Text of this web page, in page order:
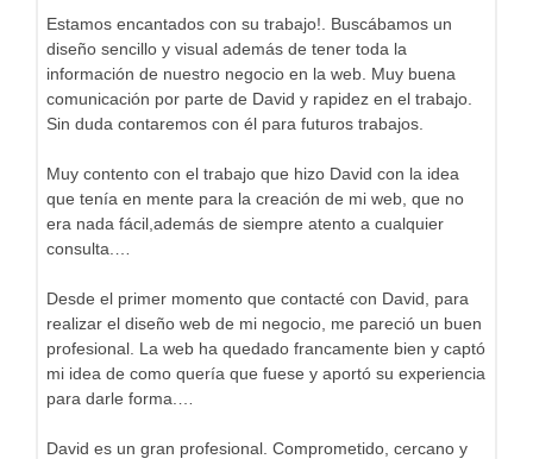
Estamos encantados con su trabajo!. Buscábamos un
diseño sencillo y visual además de tener toda la
información de nuestro negocio en la web. Muy buena
comunicación por parte de David y rapidez en el trabajo.
Sin duda contaremos con él para futuros trabajos.
Muy contento con el trabajo que hizo David con la idea
que tenía en mente para la creación de mi web, que no
era nada fácil,además de siempre atento a cualquier
consulta.…
Desde el primer momento que contacté con David, para
realizar el diseño web de mi negocio, me pareció un buen
profesional. La web ha quedado francamente bien y captó
mi idea de como quería que fuese y aportó su experiencia
para darle forma.…
David es un gran profesional. Comprometido, cercano y